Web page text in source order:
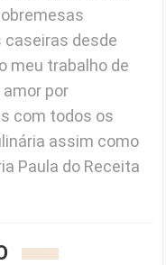
desde
meu trabalho de
por
com todos os
assim como
Paula do Receita